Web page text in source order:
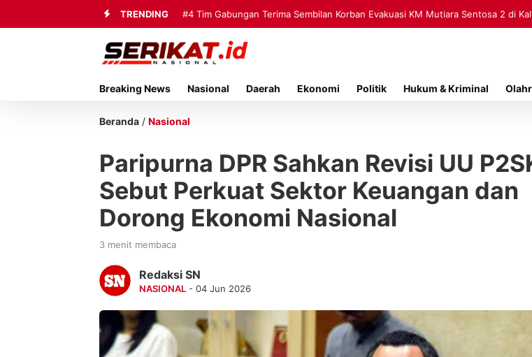
TRENDING #4 Tim Gabungan Terima Sembilan Korban Evakuasi KM Mutiara Sentosa 2 di
Breaking News Nasional Daerah Ekonomi Politik Hukum & Kriminal
Beranda / Nasional
Paripurna DPR Sahkan Revisi UU
Sebut Perkuat Sektor Keuangan dan
Dorong Ekonomi Nasional
3 menit membaca
Redaksi SN
NASIONAL - 04 Jun 2026